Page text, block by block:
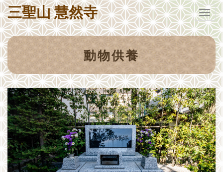
三聖山 慧然寺
動物供養